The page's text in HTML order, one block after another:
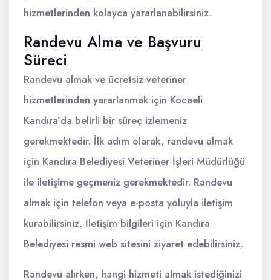
hizmetlerinden kolayca yararlanabilirsiniz.
Randevu Alma ve Başvuru
Süreci
Randevu almak ve ücretsiz veteriner
hizmetlerinden yararlanmak için Kocaeli
Kandıra’da belirli bir süreç izlemeniz
gerekmektedir. İlk adım olarak, randevu almak
için Kandıra Belediyesi Veteriner İşleri Müdürlüğü
ile iletişime geçmeniz gerekmektedir. Randevu
almak için telefon veya e-posta yoluyla iletişim
kurabilirsiniz. İletişim bilgileri için Kandıra
Belediyesi resmi web sitesini ziyaret edebilirsiniz.
Randevu alırken, hangi hizmeti almak istediğinizi